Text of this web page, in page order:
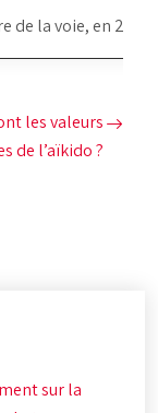
de la voie, en
les valeurs
de l’aïkido ?
sur la